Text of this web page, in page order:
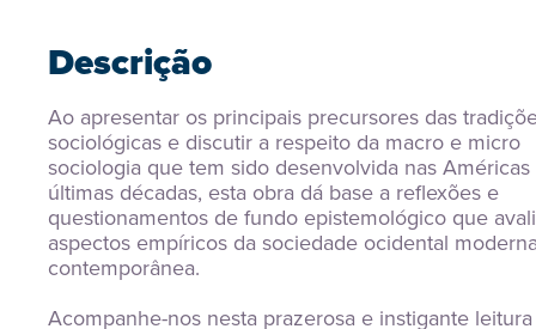
Descrição
Ao apresentar os principais precursores das
sociológicas e discutir a respeito da macro e micro
sociologia que tem sido desenvolvida nas Américas
últimas décadas, esta obra dá base a reflexões e
questionamentos de fundo epistemológico que
aspectos empíricos da sociedade ocidental
contemporânea.
Acompanhe-nos nesta prazerosa e instigante